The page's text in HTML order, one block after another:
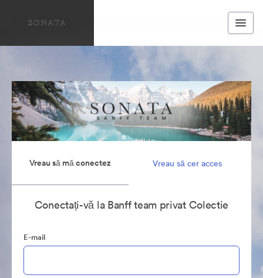
Vreau să mă conectez Vreau să cer acces
Conectați-vă la Banff team privat Colectie
E-mail